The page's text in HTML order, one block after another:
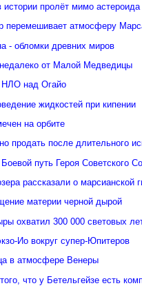
пролёт мимо астероида
перемешивает атмосферу
- обломки древних миров
от Малой Медведицы
НЛО над Огайо
жидкостей при кипении
на орбите
продать после длительного
путь Героя Советского
рассказали о марсианской
материи черной дырой
охватил 300 000 световых
Ио вокруг супер-Юпитеров
в атмосфере Венеры
что у Бетельгейзе есть